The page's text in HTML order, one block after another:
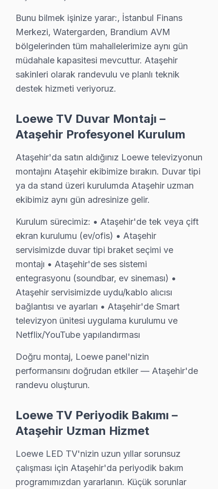
Ataşehir'de ödeme seçenekleri: Nakit, kredi kartı,
» Ataşehir'de Loewe televizyon paneli tamir fiyatı
Loewe Servisi Garanti ve Sonrası Destek
Ataşehir Loewe TV Servis Garanti Belgesi - 1 Yıl Parça
• 6 aylık işçilik güvencesi: Ataşehir'de Loewe arızası
• Loewe yedek parça garantisi: Ataşehir'de
• bu TV televizyon ünitesi tamiri sonrası işçilik
• Ataşehir Loewe sonrası destek: Merak ettiğinizde
Ataşehir'de Loewe TV Teknik Gözlem Raporu
Ataşehir servisimizde Loewe akıllı TV onarım
Loewe teknisyenlerimiz Metrobüs ve E-5 Karayolu
Teknik açıdan değerlendirildiğinde İstanbul Finans
Ataşehir Loewe TV Servisi – Sık Sorulan
S: Ataşehir'de görüntüleme sistemi tamiri sonrası ne
C: Ataşehir servisimizde yapılan işçilik için 6 ay,
S: Ataşehir'de anakart tamiri ne zaman gerekli olur?
C: TV açılmıyor, ana açılıp kapanıyor, ses var
S: Ataşehir'de panel değişimi maliyeti neden yüksek?
C: Panel, televizyon paneli'nin en pahalı bileşenidir.
S: Ataşehir'de yazılım sorunları ne tür TV'lerde
S: Ataşehir'de paneli kimin yenilemeli — başka servis
C: Ataşehir'de panel değişimini yapan tüm servisler
S: Ataşehir'de tamir süresi içinde panel'yi kontrol
C: Evet. Ataşehir'de karmaşık tamirler 2-3 gün
S: Ataşehir'de Loewe akıllı TV'lerde en sık
Bunu bilmek işinize yarar:, İstanbul Finans
Merkezi, Watergarden, Brandium AVM
bölgelerinden tüm mahallelerimize aynı gün
müdahale kapasitesi mevcuttur. Ataşehir
sakinleri olarak randevulu ve planlı teknik
destek hizmeti veriyoruz.
Loewe TV Duvar Montajı –
Ataşehir Profesyonel Kurulum
Ataşehir'da satın aldığınız Loewe televizyonun
montajını Ataşehir ekibimize bırakın. Duvar tipi
ya da stand üzeri kurulumda Ataşehir uzman
ekibimiz aynı gün adresinize gelir.
Kurulum sürecimiz: • Ataşehir'de tek veya çift
ekran kurulumu (ev/ofis) • Ataşehir
servisimizde duvar tipi braket seçimi ve
montajı • Ataşehir'de ses sistemi
entegrasyonu (soundbar, ev sineması) •
Ataşehir servisimizde uydu/kablo alıcısı
bağlantısı ve ayarları • Ataşehir'de Smart
televizyon ünitesi uygulama kurulumu ve
Netflix/YouTube yapılandırması
Doğru montaj, Loewe panel'nizin
performansını doğrudan etkiler — Ataşehir'de
randevu oluşturun.
Loewe TV Periyodik Bakımı –
Ataşehir Uzman Hizmet
Loewe LED TV'nizin uzun yıllar sorunsuz
çalışması için Ataşehir'da periyodik bakım
programımızdan yararlanın. Küçük sorunlar